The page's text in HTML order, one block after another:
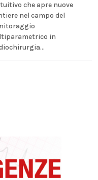
che apre nuove
nel campo del
in